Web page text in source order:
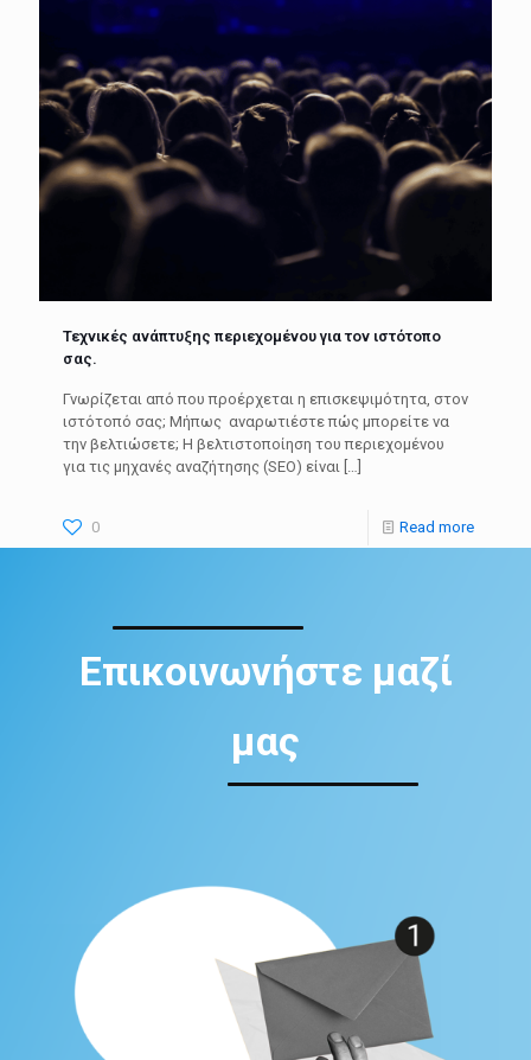
Τεχνικές ανάπτυξης περιεχομένου για τον ιστότοπο
σας.
Γνωρίζεται από που προέρχεται η επισκεψιμότητα, στον
ιστότοπό σας; Μήπως αναρωτιέστε πώς μπορείτε να
την βελτιώσετε; Η βελτιστοποίηση του περιεχομένου
για τις μηχανές αναζήτησης (SEO) είναι […]
0 Read more
Επικοινωνήστε μαζί
μας